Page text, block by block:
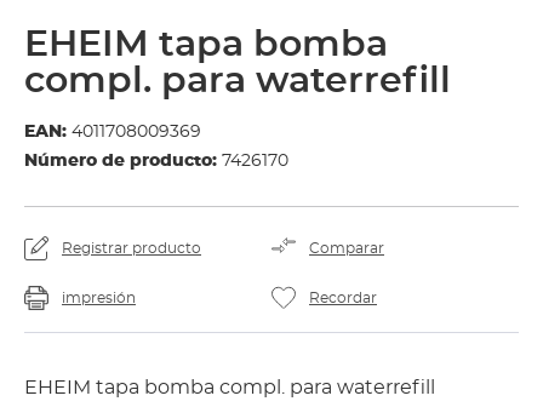
EHEIM tapa bomba
compl. para waterrefill
EAN: 4011708009369
Número de producto: 7426170
Registrar producto Comparar
impresión Recordar
EHEIM tapa bomba compl. para waterrefill